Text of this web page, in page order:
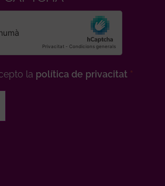
la política de privacitat